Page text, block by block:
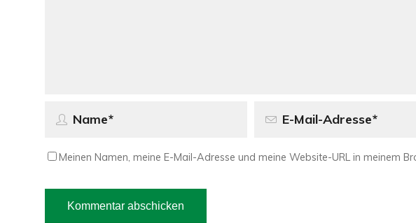
Meinen Namen, meine E-Mail-Adresse und meine Website-URL in meinem